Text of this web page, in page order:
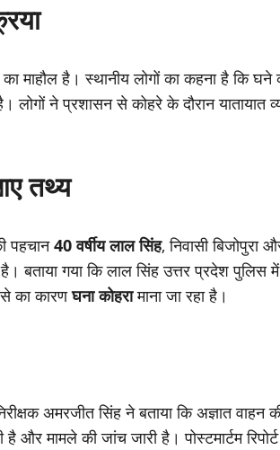
का माहौल है। स्थानीय लोगों का कहना है कि
लोगों ने प्रशासन से कोहरे के दौरान यातायात
तथ्य
पहचान40 वर्षीय लाल सिंह, निवासी बिजोपुरा
बताया गया कि लाल सिंह उत्तर प्रदेश पुलिस
का कारणघना कोहरामाना जा रहा है।
अमरजीत सिंह ने बताया कि अज्ञात
और मामले की जांच जारी है। पोस्टमार्टम